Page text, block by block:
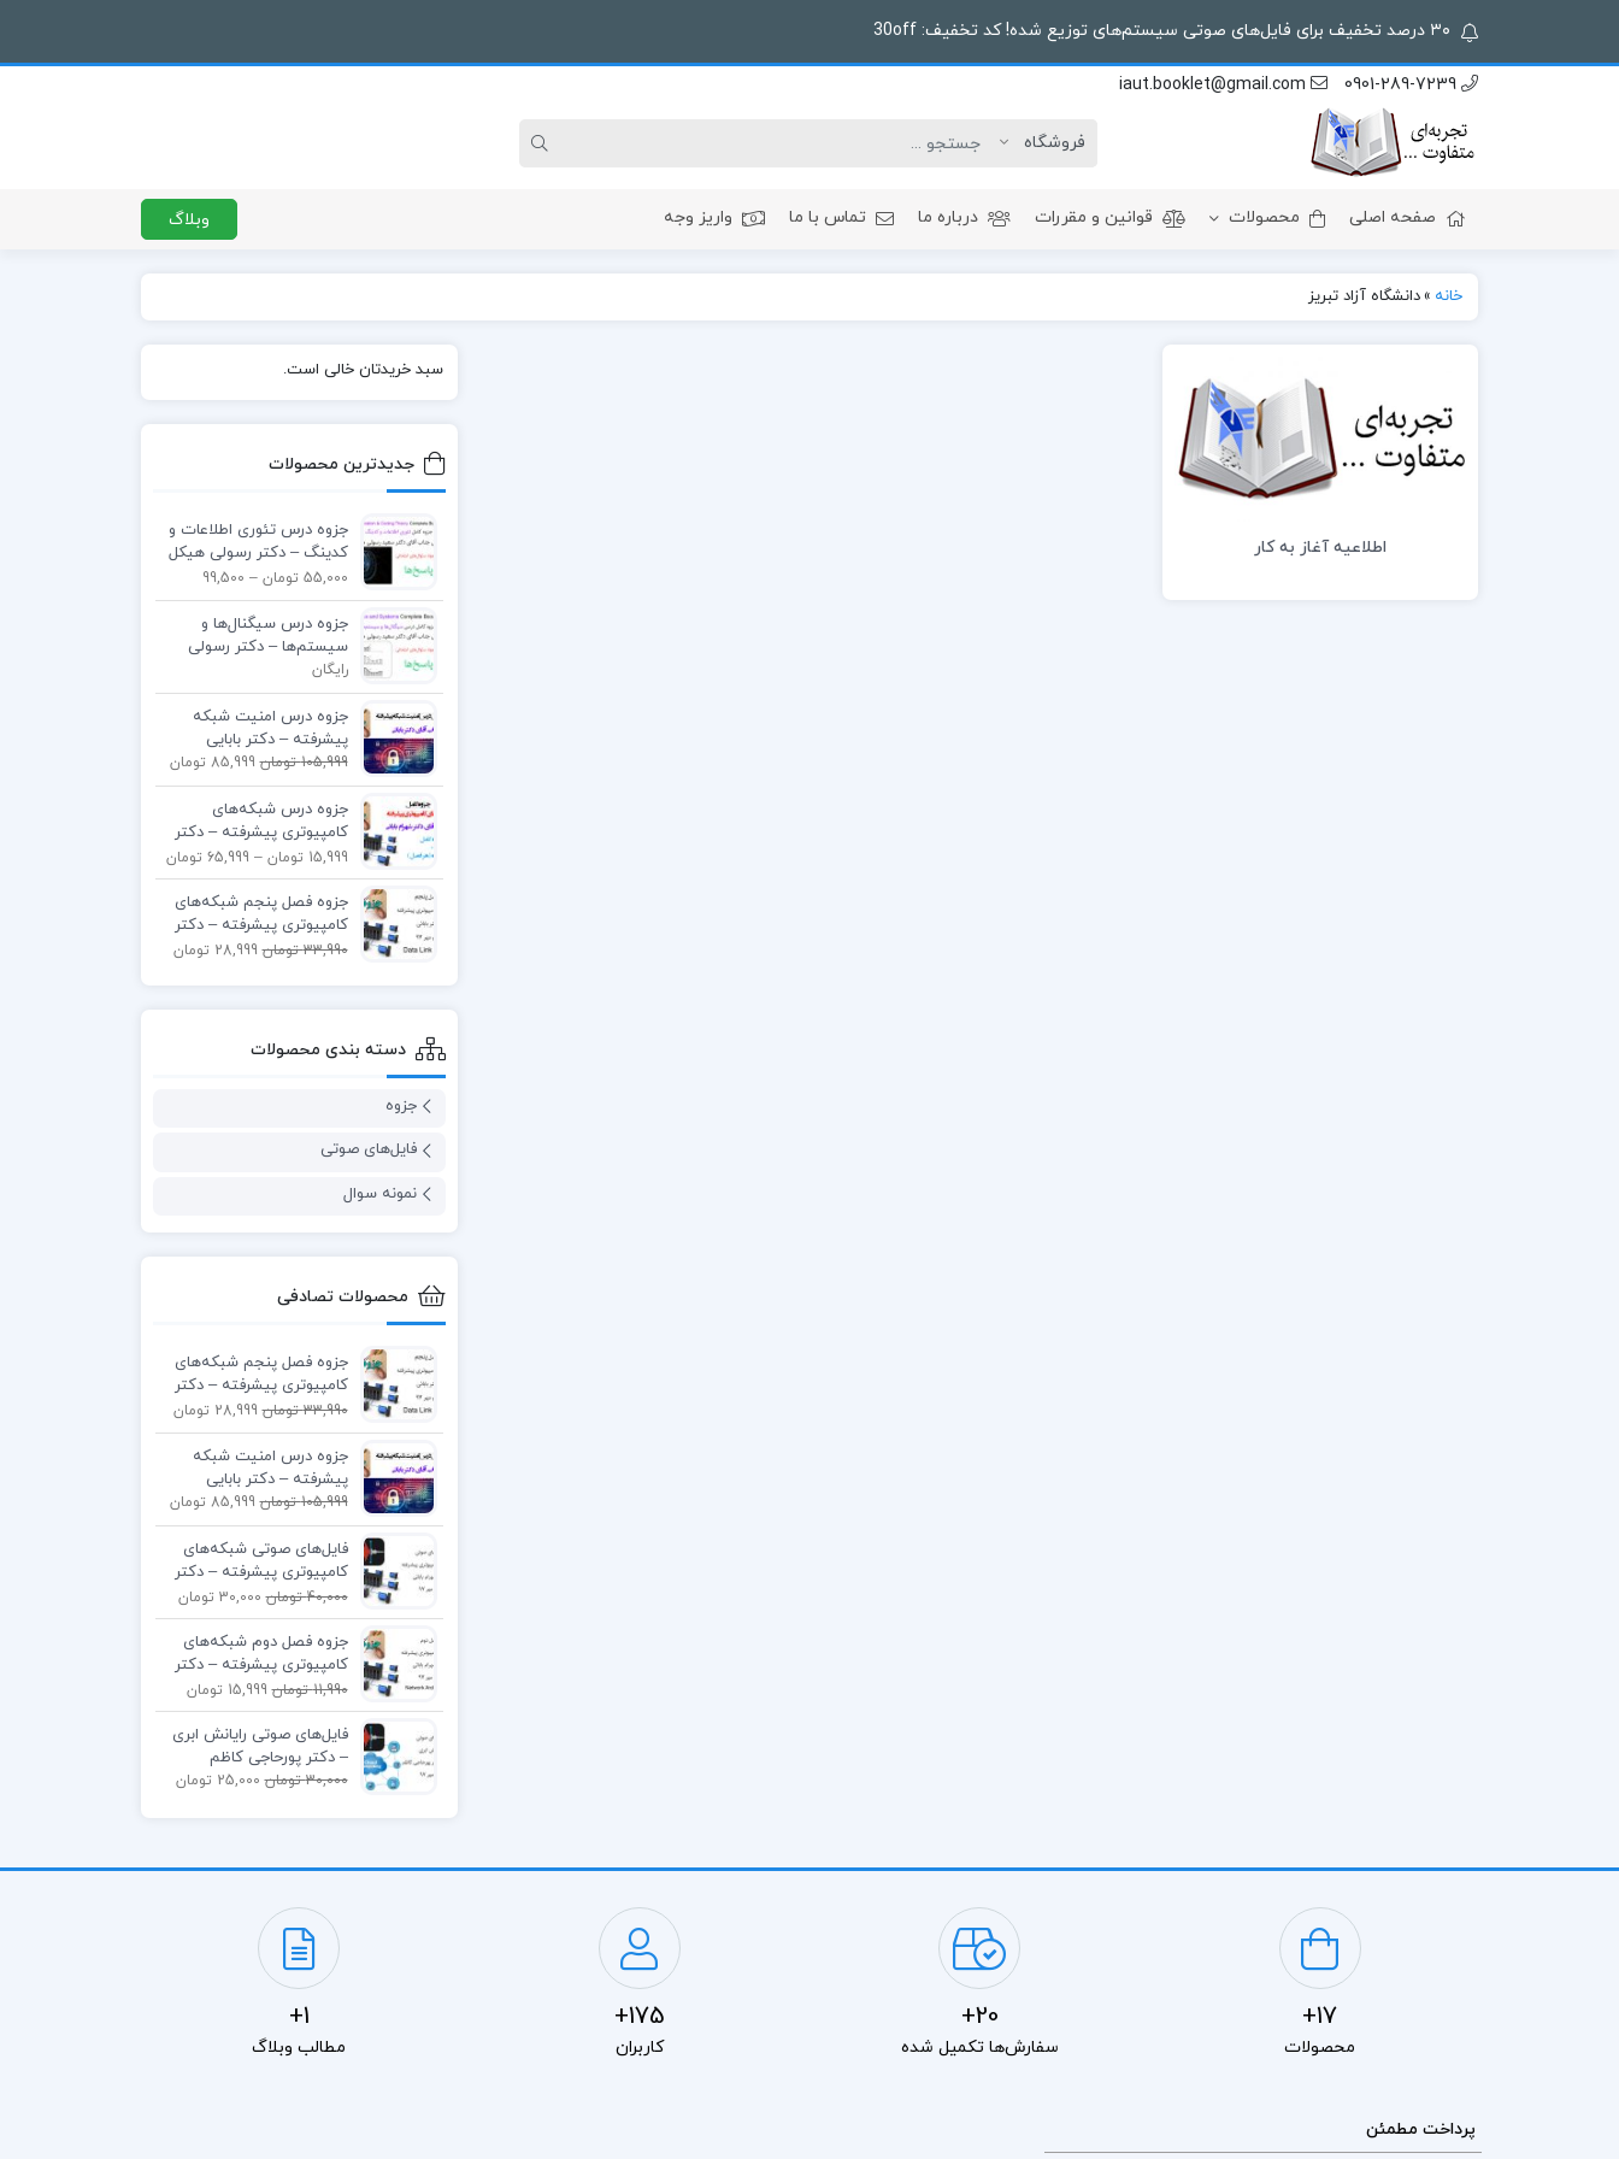
0901-289-7239
iaut.booklet@gmail.com
صفحه اصلی محصولات
فایل‌های صوتی سیستم‌های توزیع‌شده –
فایل‌های صوتی رایانش ابری – دکتر
پورحاجی کاظم
فایل‌های صوتی شبکه‌های کامپیوتری
پیشرفته – دکتر بابایی
قوانین و مقررات درباره ما تماس با ما واریز وجه وبلاگ
خانه »دانشگاه آزاد تبریز
اطلاعیه آغاز به کار
سبد خریدتان خالی است.
جدیدترین محصولات
جزوه درس تئوری اطلاعات و
کدینگ – دکتر رسولی هیکل
آباد
55,000 تومان –
99,500
تومان
جزوه درس سیگنال‌ها و
سیستم‌ها – دکتر رسولی
رایگان
جزوه درس امنیت شبکه
پیشرفته – دکتر بابایی
105,999 تومان 85,999 تومان
جزوه درس شبکه‌های
کامپیوتری پیشرفته – دکتر
بابایی
15,999 تومان – 65,999 تومان
جزوه فصل پنجم شبکه‌های
کامپیوتری پیشرفته – دکتر
بابایی
33,990 تومان 28,999 تومان
دسته بندی محصولات
جزوه
فایل‌های صوتی
نمونه سوال
محصولات تصادفی
جزوه فصل پنجم شبکه‌های
کامپیوتری پیشرفته – دکتر
بابایی
33,990 تومان 28,999 تومان
جزوه درس امنیت شبکه
پیشرفته – دکتر بابایی
105,999 تومان 85,999 تومان
فایل‌های صوتی شبکه‌های
کامپیوتری پیشرفته – دکتر
بابایی
40,000 تومان 30,000 تومان
جزوه فصل دوم شبکه‌های
کامپیوتری پیشرفته – دکتر
بابایی
11,990 تومان 15,999 تومان
فایل‌های صوتی رایانش ابری
– دکتر پورحاجی کاظم
30,000 تومان 25,000 تومان
17+
محصولات
20+
سفارش‌ها تکمیل شده
175+
کاربران
1+
مطالب وبلاگ
پرداخت مطمئن